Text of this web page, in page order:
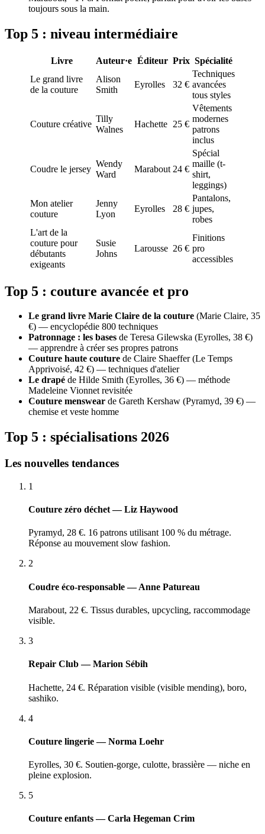
toujours sous la main.
Top 5 : niveau intermédiaire
Livre Auteur·e Éditeur Prix Spécialité
Le grand livre
de la couture
Alison
Smith
Eyrolles 32 €
Techniques
avancées
tous styles
Couture créative
Tilly
Walnes
Hachette 25 €
Vêtements
modernes
patrons
inclus
Coudre le jersey
Wendy
Ward
Marabout 24 €
Spécial
maille (t-
shirt,
leggings)
Mon atelier
couture
Jenny
Lyon
Eyrolles 28 €
Pantalons,
jupes,
robes
L'art de la
couture pour
débutants
exigeants
Susie
Johns
Larousse 26 €
Finitions
pro
accessibles
Top 5 : couture avancée et pro
Le grand livre Marie Claire de la couture (Marie Claire, 35
€) — encyclopédie 800 techniques
Patronnage : les bases de Teresa Gilewska (Eyrolles, 38 €)
— apprendre à créer ses propres patrons
Couture haute couture de Claire Shaeffer (Le Temps
Apprivoisé, 42 €) — techniques d'atelier
Le drapé de Hilde Smith (Eyrolles, 36 €) — méthode
Madeleine Vionnet revisitée
Couture menswear de Gareth Kershaw (Pyramyd, 39 €) —
chemise et veste homme
Top 5 : spécialisations 2026
Les nouvelles tendances
1
Couture zéro déchet — Liz Haywood
Pyramyd, 28 €. 16 patrons utilisant 100 % du métrage.
Réponse au mouvement slow fashion.
2
Coudre éco-responsable — Anne Patureau
Marabout, 22 €. Tissus durables, upcycling, raccommodage
visible.
3
Repair Club — Marion Sébih
Hachette, 24 €. Réparation visible (visible mending), boro,
sashiko.
4
Couture lingerie — Norma Loehr
Eyrolles, 30 €. Soutien-gorge, culotte, brassière — niche en
pleine explosion.
5
Couture enfants — Carla Hegeman Crim